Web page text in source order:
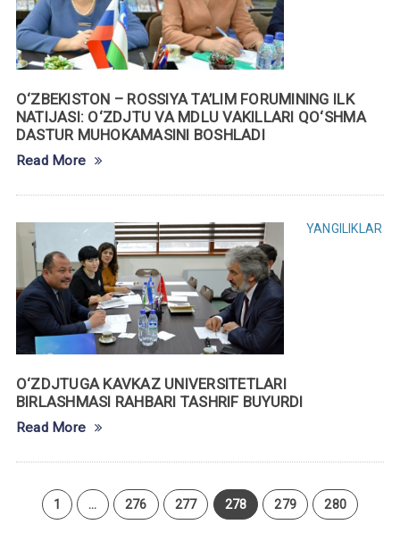
O‘ZBEKISTON – ROSSIYA TA’LIM FORUMINING ILK
NATIJASI: O‘ZDJTU VA MDLU VAKILLARI QO‘SHMA
DASTUR MUHOKAMASINI BOSHLADI
Read More
YANGILIKLAR
O‘ZDJTUGA KAVKAZ UNIVERSITETLARI
BIRLASHMASI RAHBARI TASHRIF BUYURDI
Read More
1 … 276 277 278 279 280